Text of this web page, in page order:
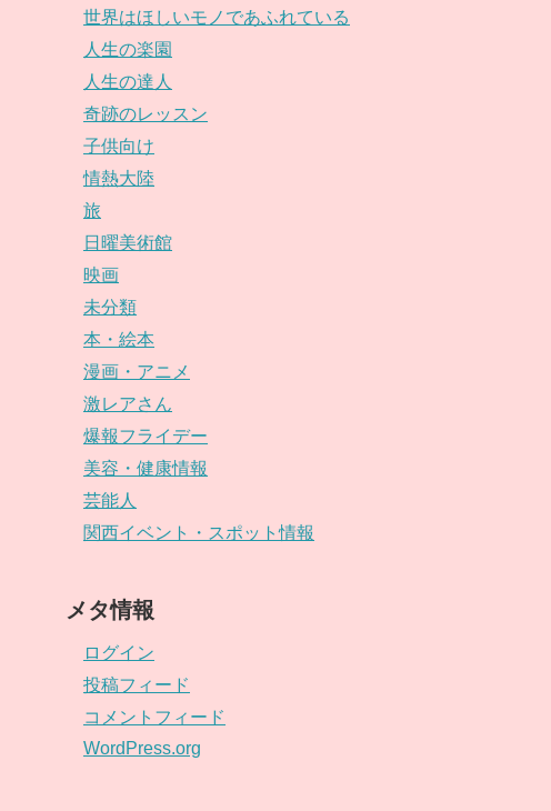
世界はほしいモノであふれている
人生の楽園
人生の達人
奇跡のレッスン
子供向け
情熱大陸
旅
日曜美術館
映画
未分類
本・絵本
漫画・アニメ
激レアさん
爆報フライデー
美容・健康情報
芸能人
関西イベント・スポット情報
メタ情報
ログイン
投稿フィード
コメントフィード
WordPress.org